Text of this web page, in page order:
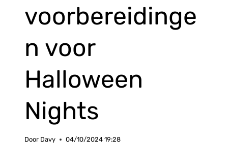
voorbereidinge
n voor
Halloween
Nights
Door Davy 04/10/2024 19:28